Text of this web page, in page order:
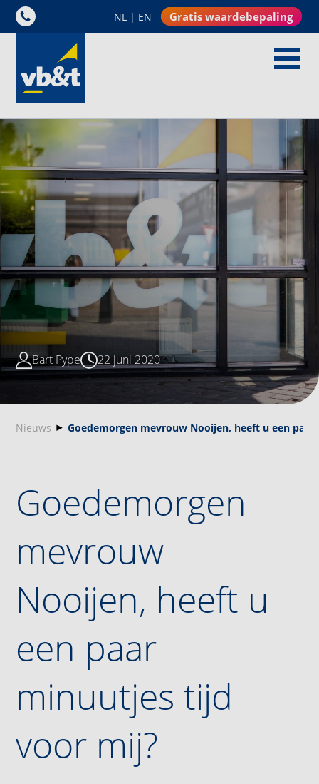
NL | EN Gratis waardebepaling
Bart Pype 22 juni 2020
Nieuws Goedemorgen mevrouw Nooijen, heeft u een
Goedemorgen
mevrouw
Nooijen, heeft u
een paar
minuutjes tijd
voor mij?